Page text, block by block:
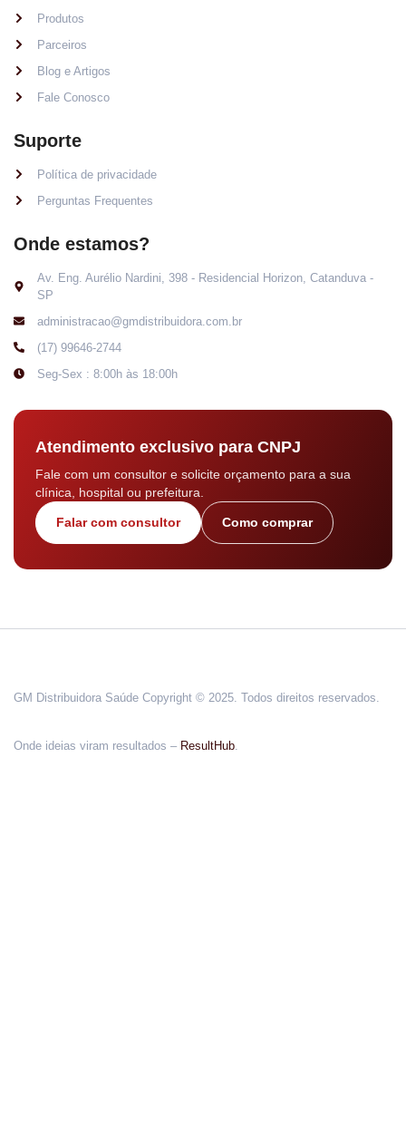
Produtos
Parceiros
Blog e Artigos
Fale Conosco
Suporte
Política de privacidade
Perguntas Frequentes
Onde estamos?
Av. Eng. Aurélio Nardini, 398 - Residencial Horizon, Catanduva -
SP
administracao@gmdistribuidora.com.br
(17) 99646-2744
Seg-Sex : 8:00h às 18:00h
Atendimento exclusivo para CNPJ
Fale com um consultor e solicite orçamento para a sua
clínica, hospital ou prefeitura.
Falar com consultor Como comprar
GM Distribuidora Saúde Copyright © 2025. Todos direitos reservados.
Onde ideias viram resultados – ResultHub.